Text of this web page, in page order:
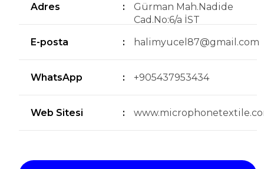
Adres :
Gürman Mah.Nadide
Cad.No:6/a İST
E-posta
: halimyucel87@gmail.com
WhatsApp : +905437953434
Web Sitesi :